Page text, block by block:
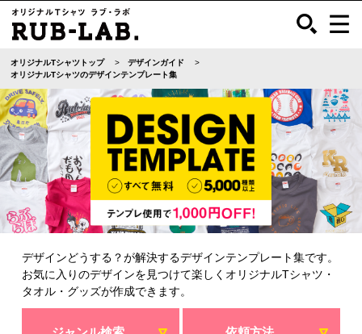
オリジナルTシャツトップ
デザインガイド
オリジナルTシャツのデザインテンプレート集
デザインどうする？が解決するデザインテンプレート集です。
お気に入りのデザインを見つけて楽しくオリジナルTシャツ・
タオル・グッズが作成できます。